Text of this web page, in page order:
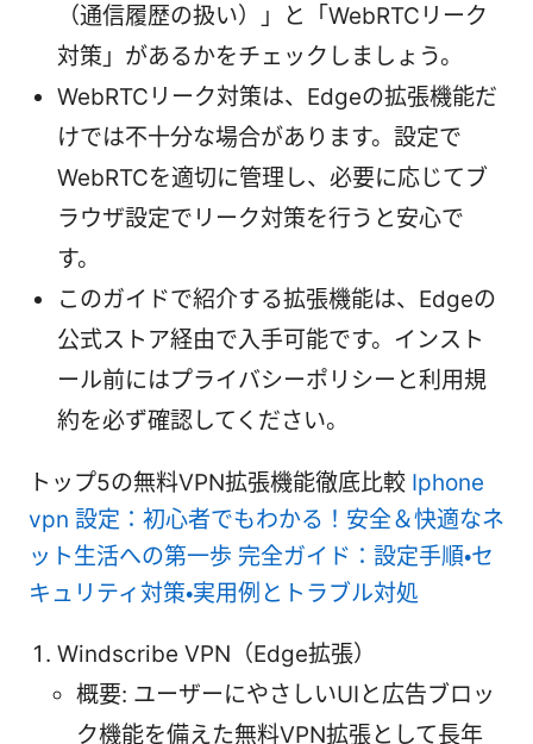
（通信履歴の扱い）」と「WebRTCリーク
対策」があるかをチェックしましょう。
WebRTCリーク対策は、Edgeの拡張機能だ
けでは不十分な場合があります。設定で
WebRTCを適切に管理し、必要に応じてブ
ラウザ設定でリーク対策を行うと安心で
す。
このガイドで紹介する拡張機能は、Edgeの
公式ストア経由で入手可能です。インスト
ール前にはプライバシーポリシーと利用規
約を必ず確認してください。
トップ5の無料VPN拡張機能徹底比較 Iphone
vpn 設定：初心者でもわかる！安全＆快適なネ
ット生活への第一歩 完全ガイド：設定手順・セ
キュリティ対策・実用例とトラブル対処
Windscribe VPN（Edge拡張）
概要: ユーザーにやさしいUIと広告ブロッ
ク機能を備えた無料VPN拡張として長年